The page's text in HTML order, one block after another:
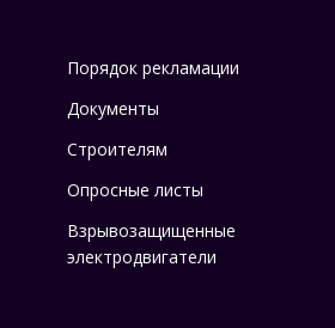
Порядок рекламации
Документы
Строителям
Опросные листы
Взрывозащищенные
электродвигатели